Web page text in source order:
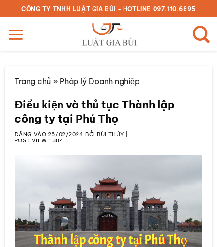
qua
nội
dung
CÔNG TY TNHH LUẬT GIA BÙI - HOTLINE 097.110.6895
Trang chủ» Pháp lý Doanh nghiệp
Điều kiện và thủ tục Thành lập
công ty tại Phú Thọ
ĐĂNG VÀO 25/02/2024 BỞIBÙI THÚY
POST VIEW : 384